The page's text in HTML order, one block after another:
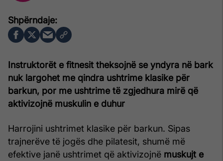
Instruktorët e fitnesit theksojnë se yndyra në bark
nuk largohet me qindra ushtrime klasike për
barkun, por me ushtrime të zgjedhura mirë që
aktivizojnë muskulin e duhur
Harrojini ushtrimet klasike për barkun. Sipas
trajnerëve të jogës dhe pilatesit, shumë më
efektive janë ushtrimet që aktivizojnë muskujt e